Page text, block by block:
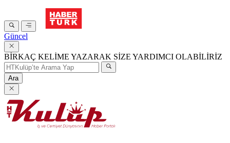
Güncel
BİRKAÇ KELİME YAZARAK SİZE YARDIMCI OLABİLİRİZ
Ara